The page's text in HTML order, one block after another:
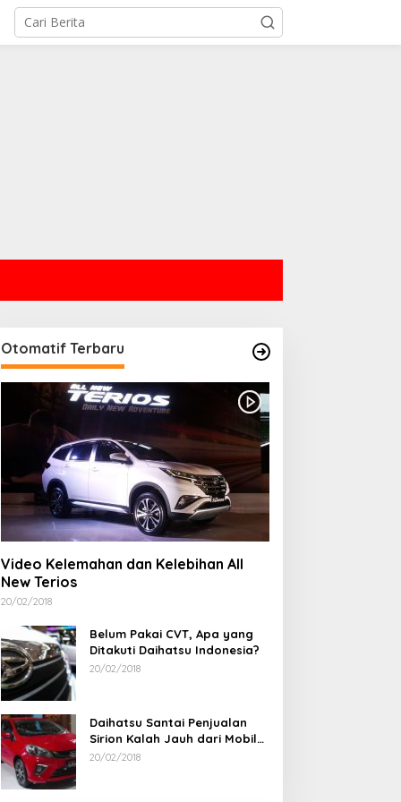
Otomatif Terbaru
Video Kelemahan dan Kelebihan All
New Terios
20/02/2018
Belum Pakai CVT, Apa yang
Ditakuti Daihatsu Indonesia?
20/02/2018
Daihatsu Santai Penjualan
Sirion Kalah Jauh dari Mobil
LCGC
20/02/2018